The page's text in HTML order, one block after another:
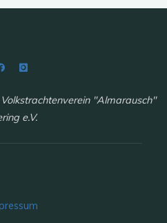
"Almarausch"
e.V.